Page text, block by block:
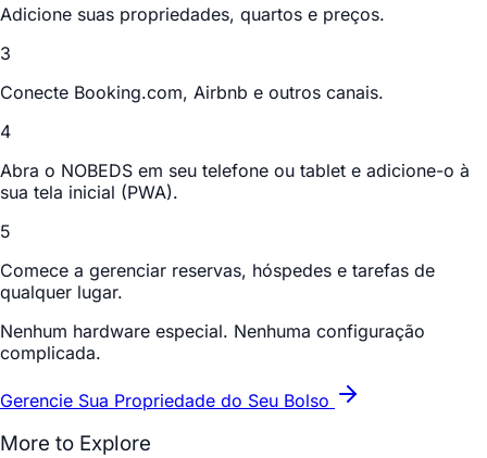
Adicione suas propriedades, quartos e preços.
3
Conecte Booking.com, Airbnb e outros canais.
4
Abra o NOBEDS em seu telefone ou tablet e adicione-o à
sua tela inicial (PWA).
5
Comece a gerenciar reservas, hóspedes e tarefas de
qualquer lugar.
Nenhum hardware especial. Nenhuma configuração
complicada.
Gerencie Sua Propriedade do Seu Bolso
More to Explore